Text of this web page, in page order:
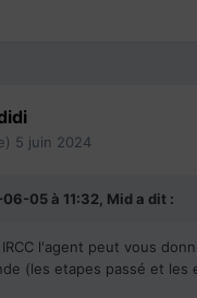
5 juin 2024
05 à 11:32, Mida dit :
l'agent peut vous
(les etapes passé et les